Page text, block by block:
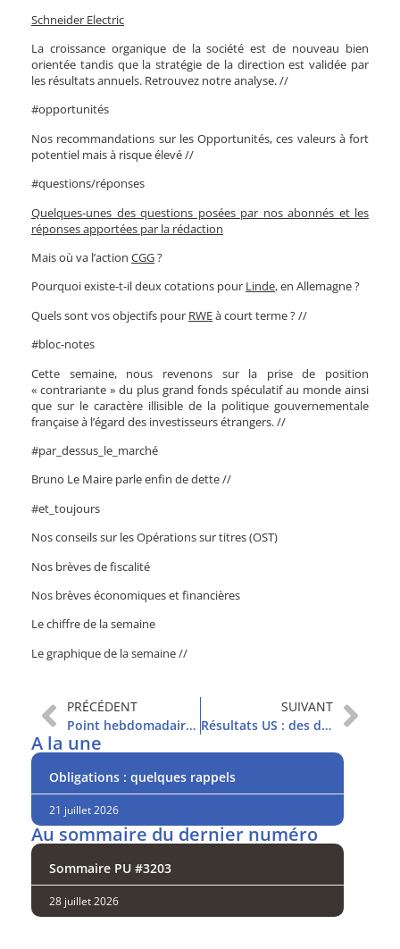
Schneider Electric
La croissance organique de la société est de nouveau bien
orientée tandis que la stratégie de la direction est validée par
les résultats annuels. Retrouvez notre analyse. //
#opportunités
Nos recommandations sur les Opportunités, ces valeurs à fort
potentiel mais à risque élevé //
#questions/réponses
Quelques-unes des questions posées par nos abonnés et les
réponses apportées par la rédaction
Mais où va l’action CGG?
Pourquoi existe-t-il deux cotations pour Linde, en Allemagne ?
Quels sont vos objectifs pour RWEà court terme ? //
#bloc-notes
Cette semaine, nous revenons sur la prise de position
« contrariante » du plus grand fonds spéculatif au monde ainsi
que sur le caractère illisible de la politique gouvernementale
française à l’égard des investisseurs étrangers. //
#par_dessus_le_marché
Bruno Le Maire parle enfin de dette //
#et_toujours
Nos conseils sur les Opérations sur titres (OST)
Nos brèves de fiscalité
Nos brèves économiques et financières
Le chiffre de la semaine
Le graphique de la semaine //
PRÉCÉDENT
Point hebdomadaire et sommaire
SUIVANT
Résultats US : des détails qui interpellent
A la une
Obligations : quelques rappels
21 juillet 2026
Au sommaire du dernier numéro
Sommaire PU #3203
28 juillet 2026